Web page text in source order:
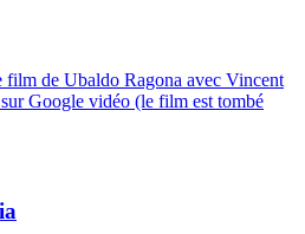
de Ubaldo Ragona avec Vincent
Google vidéo (le film est tombé